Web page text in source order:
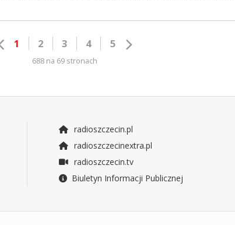
1 2 3 4 5
688 na 69 stronach
radioszczecin.pl
radioszczecinextra.pl
radioszczecin.tv
Biuletyn Informacji Publicznej